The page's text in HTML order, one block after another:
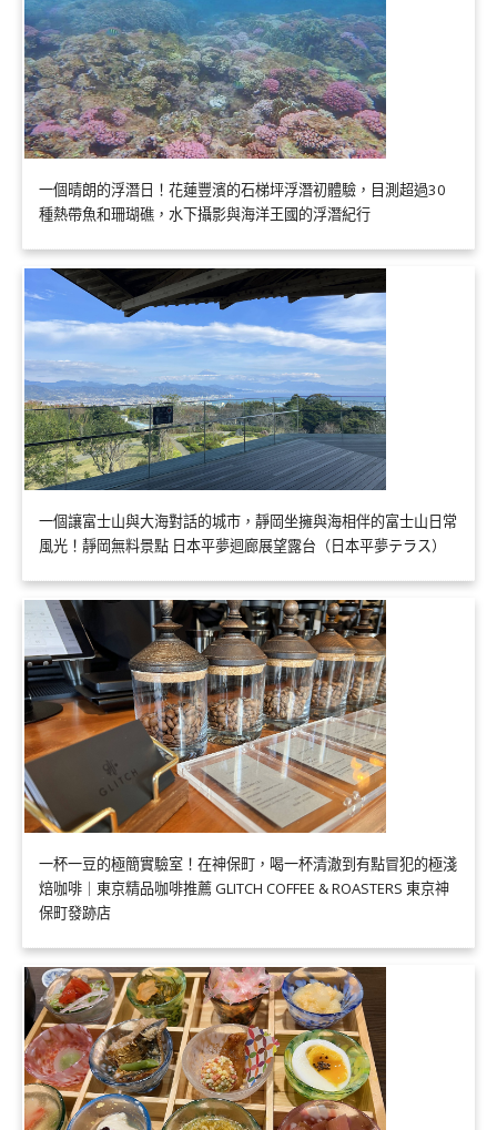
一個晴朗的浮潛日！花蓮豐濱的石梯坪浮潛初體驗，目測超過30
種熱帶魚和珊瑚礁，水下攝影與海洋王國的浮潛紀行
一個讓富士山與大海對話的城市，靜岡坐擁與海相伴的富士山日常
風光！靜岡無料景點 日本平夢迴廊展望露台（日本平夢テラス）
一杯一豆的極簡實驗室！在神保町，喝一杯清澈到有點冒犯的極淺
焙咖啡｜東京精品咖啡推薦 GLITCH COFFEE & ROASTERS 東京神
保町發跡店